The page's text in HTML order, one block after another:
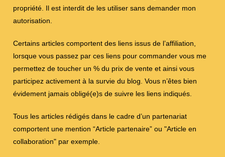
propriété. Il est interdit de les utiliser sans demander mon
autorisation.
Certains articles comportent des liens issus de l’affiliation,
lorsque vous passez par ces liens pour commander vous me
permettez de toucher un % du prix de vente et ainsi vous
participez activement à la survie du blog. Vous n’êtes bien
évidement jamais obligé(e)s de suivre les liens indiqués.
Tous les articles rédigés dans le cadre d’un partenariat
comportent une mention “Article partenaire” ou "Article en
collaboration" par exemple.